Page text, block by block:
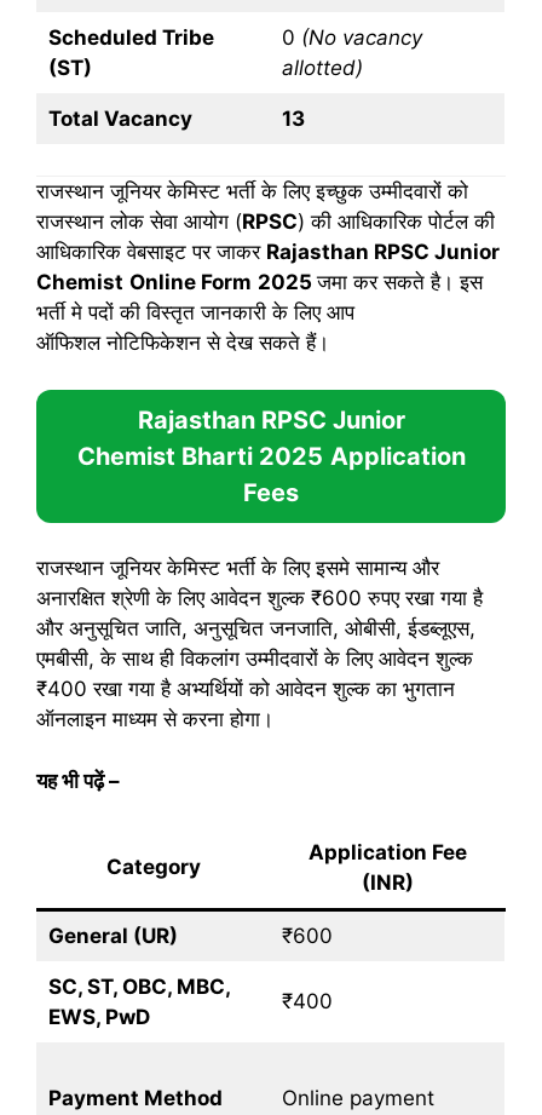
Scheduled Tribe
(ST)
0 (No vacancy
allotted)
Total Vacancy 13
राजस्थान जूनियर केमिस्ट भर्ती के लिए इच्छुक उम्मीदवारों को
राजस्थान लोक सेवा आयोग (RPSC) की आधिकारिक पोर्टल की
आधिकारिक वेबसाइट पर जाकर Rajasthan RPSC Junior
Chemist Online Form 2025जमा कर सकते है। इस
भर्ती मे पदों की विस्तृत जानकारी के लिए आप
ऑफिशल नोटिफिकेशन से देख सकते हैं।
Rajasthan RPSC Junior
Chemist Bharti 2025 Application
Fees
राजस्थान जूनियर केमिस्ट भर्ती के लिए इसमे सामान्य और
अनारक्षित श्रेणी के लिए आवेदन शुल्क ₹600 रुपए रखा गया है
और अनुसूचित जाति, अनुसूचित जनजाति, ओबीसी, ईडब्लूएस,
एमबीसी, के साथ ही विकलांग उम्मीदवारों के लिए आवेदन शुल्क
₹400 रखा गया है अभ्यर्थियों को आवेदन शुल्क का भुगतान
ऑनलाइन माध्यम से करना होगा।
यह भी पढ़ें–
Category
Application Fee
(INR)
General (UR) ₹600
SC, ST, OBC, MBC,
EWS, PwD
₹400
Payment Method
Online payment